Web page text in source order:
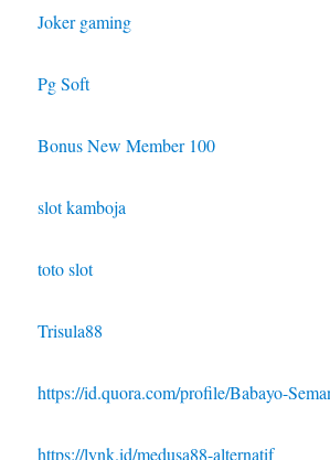
Joker gaming
Pg Soft
Bonus New Member 100
slot kamboja
toto slot
Trisula88
https://id.quora.com/profile/Babayo-
https://lynk.id/medusa88-alternatif